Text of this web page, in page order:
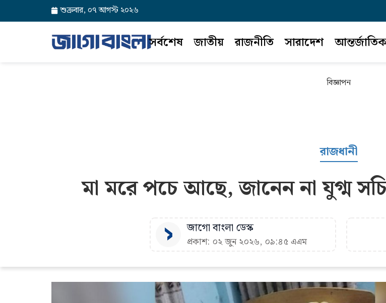
শুক্রবার, ০৭ আগস্ট ২০২৬
সর্বশেষ জাতীয় রাজনীতি সারাদেশ আন্তর্জাতিক
বিজ্ঞাপন
রাজধানী
মা মরে পচে আছে, জানেন না যুগ্ম
জাগো বাংলা ডেস্ক
প্রকাশ: ০২ জুন ২০২৬, ০৯:৪৫ এএম